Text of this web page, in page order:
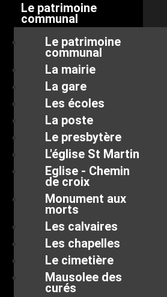
Le patrimoine
communal
Le patrimoine
communal
La mairie
La gare
Les écoles
La poste
Le presbytère
L'église St Martin
Eglise - Chemin
de croix
Monument aux
morts
Les calvaires
Les chapelles
Le cimetière
Mausolee des
curés